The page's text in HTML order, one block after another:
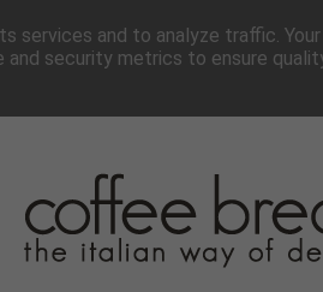
CHI SIAMO▼ PAGINE▼
services and to analyze traffic.
security metrics to ensure